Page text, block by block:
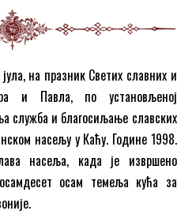
на празник Светих славних и
и Павла, по установљеној
служба и благосиљање славских
насељу у Каћу. Године 1998.
насеља, када је извршено
осам темеља кућа за